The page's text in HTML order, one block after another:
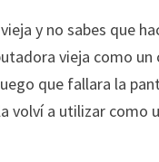
y no sabes que
vieja como un
que fallara la
volví a utilizar como